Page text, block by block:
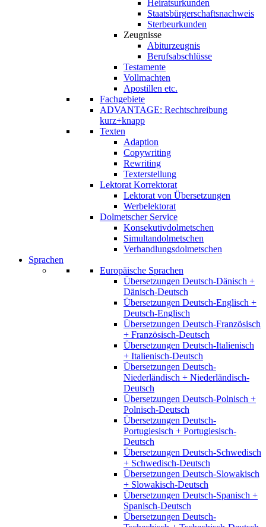
Heiratsurkunden
Staatsbürgerschaftsnachweis
Sterbeurkunden
Zeugnisse
Abiturzeugnis
Berufsabschlüsse
Testamente
Vollmachten
Apostillen etc.
Fachgebiete
ADVANTAGE: Rechtschreibung
kurz+knapp
Texten
Adaption
Copywriting
Rewriting
Texterstellung
Lektorat Korrektorat
Lektorat von Übersetzungen
Werbelektorat
Dolmetscher Service
Konsekutivdolmetschen
Simultandolmetschen
Verhandlungsdolmetschen
Sprachen
Europäische Sprachen
Übersetzungen Deutsch-Dänisch +
Dänisch-Deutsch
Übersetzungen Deutsch-Englisch +
Deutsch-Englisch
Übersetzungen Deutsch-Französisch
+ Französisch-Deutsch
Übersetzungen Deutsch-Italienisch
+ Italienisch-Deutsch
Übersetzungen Deutsch-
Niederländisch + Niederländisch-
Deutsch
Übersetzungen Deutsch-Polnisch +
Polnisch-Deutsch
Übersetzungen Deutsch-
Portugiesisch + Portugiesisch-
Deutsch
Übersetzungen Deutsch-Schwedisch
+ Schwedisch-Deutsch
Übersetzungen Deutsch-Slowakisch
+ Slowakisch-Deutsch
Übersetzungen Deutsch-Spanisch +
Spanisch-Deutsch
Übersetzungen Deutsch-